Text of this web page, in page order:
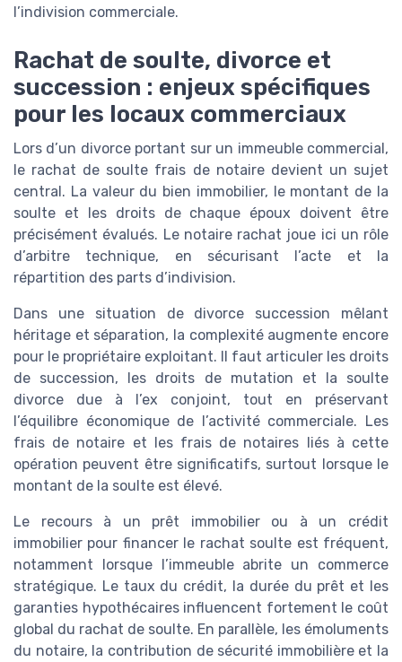
l’indivision commerciale.
Rachat de soulte, divorce et
succession : enjeux spécifiques
pour les locaux commerciaux
Lors d’un divorce portant sur un immeuble commercial,
le rachat de soulte frais de notaire devient un sujet
central. La valeur du bien immobilier, le montant de la
soulte et les droits de chaque époux doivent être
précisément évalués. Le notaire rachat joue ici un rôle
d’arbitre technique, en sécurisant l’acte et la
répartition des parts d’indivision.
Dans une situation de divorce succession mêlant
héritage et séparation, la complexité augmente encore
pour le propriétaire exploitant. Il faut articuler les droits
de succession, les droits de mutation et la soulte
divorce due à l’ex conjoint, tout en préservant
l’équilibre économique de l’activité commerciale. Les
frais de notaire et les frais de notaires liés à cette
opération peuvent être significatifs, surtout lorsque le
montant de la soulte est élevé.
Le recours à un prêt immobilier ou à un crédit
immobilier pour financer le rachat soulte est fréquent,
notamment lorsque l’immeuble abrite un commerce
stratégique. Le taux du crédit, la durée du prêt et les
garanties hypothécaires influencent fortement le coût
global du rachat de soulte. En parallèle, les émoluments
du notaire, la contribution de sécurité immobilière et la